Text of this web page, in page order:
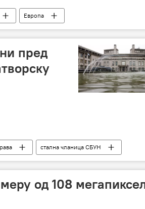
Европа
пред
стална чланица СБУН
од 108